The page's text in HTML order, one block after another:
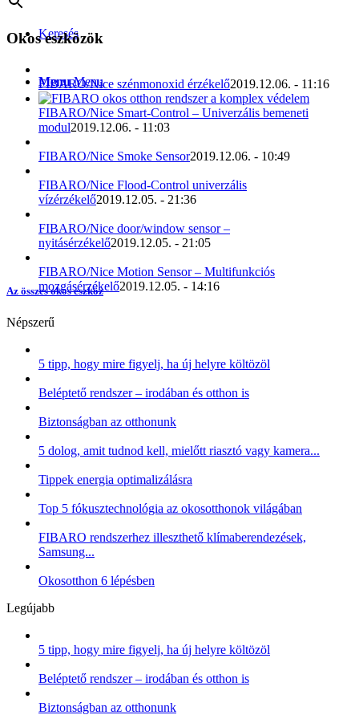
Keresés
Menu Menu
Okos eszközök
FIBARO/Nice szénmonoxid érzékelő2019.12.06. - 11:16
FIBARO/Nice Smart-Control – Univerzális bemeneti
modul2019.12.06. - 11:03
FIBARO/Nice Smoke Sensor2019.12.06. - 10:49
FIBARO/Nice Flood-Control univerzális
vízérzékelő2019.12.05. - 21:36
FIBARO/Nice door/window sensor –
nyitásérzékelő2019.12.05. - 21:05
FIBARO/Nice Motion Sensor – Multifunkciós
mozgásérzékelő2019.12.05. - 14:16
Az összes okos eszköz
Népszerű
5 tipp, hogy mire figyelj, ha új helyre költözöl
Beléptető rendszer – irodában és otthon is
Biztonságban az otthonunk
5 dolog, amit tudnod kell, mielőtt riasztó vagy kamera...
Tippek energia optimalizálásra
Top 5 fókusztechnológia az okosotthonok világában
FIBARO rendszerhez illeszthető klímaberendezések,
Samsung...
Okosotthon 6 lépésben
Legújabb
5 tipp, hogy mire figyelj, ha új helyre költözöl
Beléptető rendszer – irodában és otthon is
Biztonságban az otthonunk